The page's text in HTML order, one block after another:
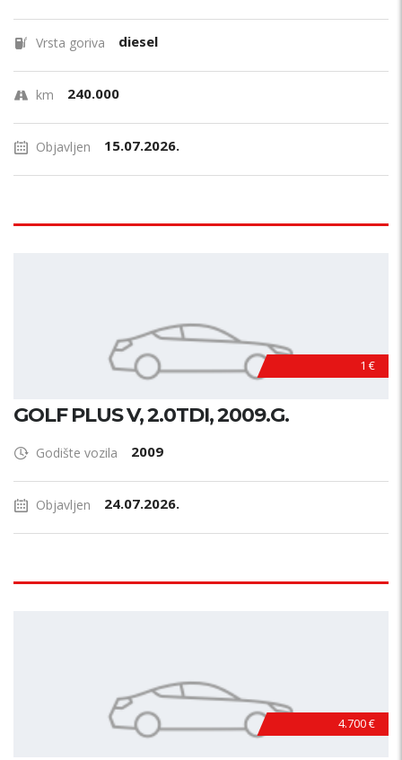
Vrsta goriva diesel
km 240.000
Objavljen 15.07.2026.
1 €
GOLF PLUS V, 2.0TDI, 2009.G.
Godište vozila 2009
Objavljen 24.07.2026.
4.700 €